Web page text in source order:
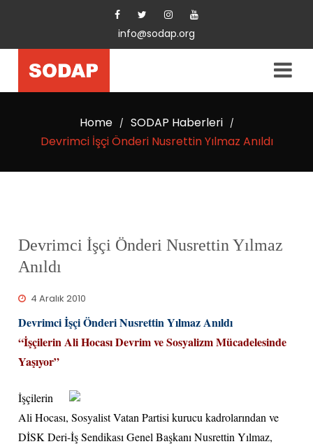
info@sodap.org
Home / SODAP Haberleri /
Devrimci İşçi Önderi Nusrettin Yılmaz Anıldı
Devrimci İşçi Önderi Nusrettin Yılmaz
Anıldı
4 Aralık 2010
Devrimci İşçi Önderi Nusrettin Yılmaz Anıldı
“İşçilerin Ali Hocası Devrim ve Sosyalizm Mücadelesinde
Yaşıyor”
İşçilerin
Ali Hocası, Sosyalist Vatan Partisi kurucu kadrolarından ve
DİSK Deri-İş Sendikası Genel Başkanı Nusrettin Yılmaz,